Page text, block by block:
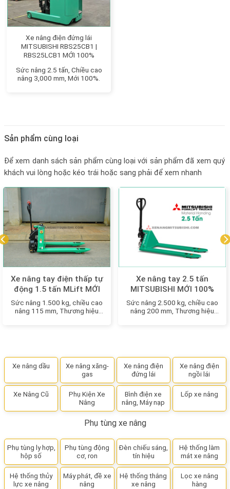
Xe nâng điện đứng lái
MITSUBISHI RBS25CB1 |
RBS25LCB1 MỚI 100%
Sức nâng 2.5 tấn, Chiều cao
nâng 3,000 mm, Mới 100%.
Sản phẩm cùng loại
Để xem danh sách sản phẩm cùng loại với sản phẩm đã xem quý
khách vui lòng hoặc kéo trái hoặc sang phải để xem nhanh
Xe nâng tay điện thấp tự
động 1.5 tấn MLift MỚI
100%
Sức nâng 1.500 kg, chiều cao
nâng 115 mm, Thương hiệu
Xe nâng tay 2.5 tấn
MITSUBISHI MỚI 100%
Sức nâng 2.500 kg, chiều cao
nâng 200 mm, Thương hiệu
Xe nâng dầu
Xe nâng xăng-
gas
Xe nâng điện
đứng lái
Xe nâng điện
ngồi lái
Xe Nâng Cũ
Phụ Kiện Xe
Nâng
Bình điện xe
nâng, Máy nạp
Lốp xe nâng
Phụ tùng xe nâng
Phụ tùng ly hợp,
hộp số
Phụ tùng động
cơ, ron
Đèn chiếu sáng,
tín hiệu
Hệ thống làm
mát xe nâng
Hệ thống thủy
lực xe nâng
Máy phát, đề xe
nâng
Hệ thống thắng
xe nâng
Lọc xe nâng
hàng